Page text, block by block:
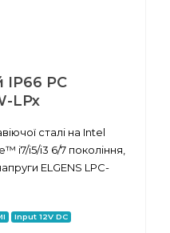
IP66 PC
LPx
сталі на Intel
i7/i5/i3 6/7 покоління,
ELGENS LPC-
Input 12V DC